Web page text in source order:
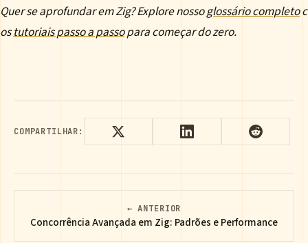
Quer se aprofundar em Zig? Explore nossoglossário completo
ostutoriais passo a passopara começar do zero.
COMPARTILHAR:
← ANTERIOR
Concorrência Avançada em Zig: Padrões e Performance